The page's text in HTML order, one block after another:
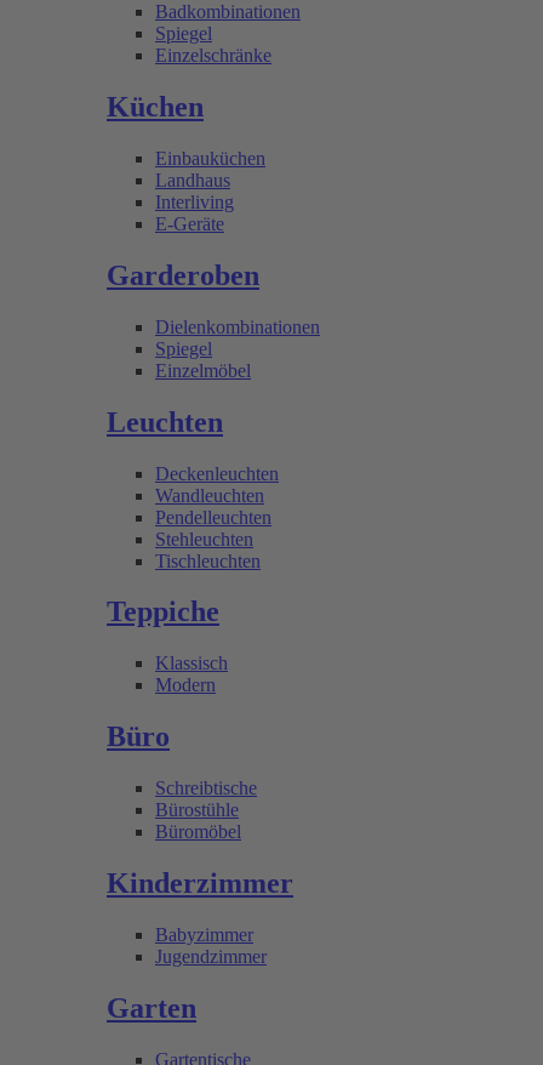
Badkombinationen
Spiegel
Einzelschränke
Küchen
Einbauküchen
Landhaus
Interliving
E-Geräte
Garderoben
Dielenkombinationen
Spiegel
Einzelmöbel
Leuchten
Deckenleuchten
Wandleuchten
Pendelleuchten
Stehleuchten
Tischleuchten
Teppiche
Klassisch
Modern
Büro
Schreibtische
Bürostühle
Büromöbel
Kinderzimmer
Babyzimmer
Jugendzimmer
Garten
Gartentische